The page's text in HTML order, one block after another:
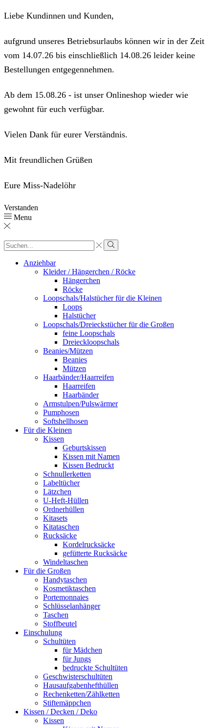
Liebe Kundinnen und Kunden,
aufgrund unseres Betriebsurlaubs können wir in der Zeit
vom 14.07.26 bis einschließlich 14.08.26 leider keine
Bestellungen entgegennehmen.
Ab dem 15.08.26 - ist unser Onlineshop wieder wie
gewohnt für euch verfügbar.
Vielen Dank für eurer Verständnis.
Mit freundlichen Grüßen
Eure Miss-Nadelöhr
Verstanden
Menu
Sucheingabe
Suche
Anziehbar
Kleider / Hängerchen / Röcke
Hängerchen
Röcke
Loopschals/Halstücher für die Kleinen
Loops
Halstücher
Loopschals/Dreieckstücher für die Großen
feine Loopschals
Dreieckloopschals
Beanies/Mützen
Beanies
Mützen
Haarbänder/Haarreifen
Haarreifen
Haarbänder
Armstulpen/Pulswärmer
Pumphosen
Softshellhosen
Für die Kleinen
Kissen
Geburtskissen
Kissen mit Namen
Kissen Bedruckt
Schnullerketten
Labeltücher
Lätzchen
U-Heft-Hüllen
Ordnerhüllen
Kitasets
Kitataschen
Rucksäcke
Kordelrucksäcke
gefütterte Rucksäcke
Windeltaschen
Für die Großen
Handytaschen
Kosmetiktaschen
Portemonnaies
Schlüsselanhänger
Taschen
Stoffbeutel
Einschulung
Schultüten
für Mädchen
für Jungs
bedruckte Schultüten
Geschwisterschultüten
Hausaufgabenhefthüllen
Rechenketten/Zählketten
Stiftemäppchen
Kissen / Decken / Deko
Kissen